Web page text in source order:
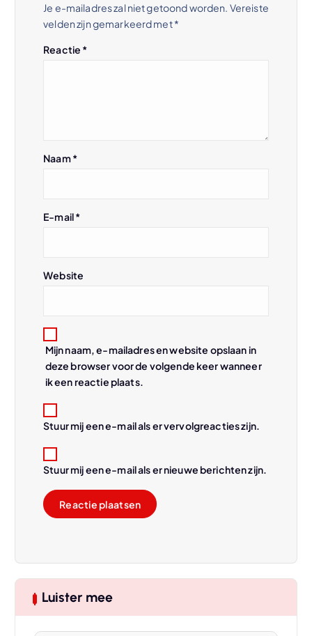
Je e-mailadres zal niet getoond worden. Vereiste
velden zijn gemarkeerd met*
Reactie *
Naam*
E-mail*
Website
Mijn naam, e-mailadres en website opslaan in
deze browser voor de volgende keer wanneer
ik een reactie plaats.
Stuur mij een e-mail als er vervolgreacties zijn.
Stuur mij een e-mail als er nieuwe berichten zijn.
Luister mee